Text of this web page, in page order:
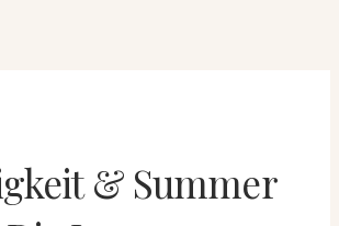
& Summer